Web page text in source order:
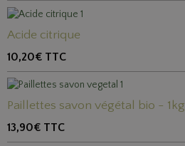
Acide citrique
10,20€ TTC
Paillettes savon végétal bio - 1kg
13,90€ TTC